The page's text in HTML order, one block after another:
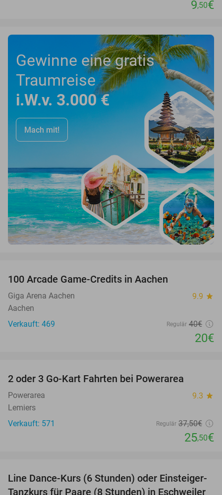
9,50€
Gewinne eine gratis
Traumreise
i.W.v. 3.000 €
Mach mit!
100 Arcade Game-Credits in Aachen
Giga Arena Aachen 9.9 star
Aachen
Verkauft: 469
Regulär 40€
20€
2 oder 3 Go-Kart Fahrten bei Powerarea
Powerarea 9.3 star
Lemiers
Verkauft: 571
Regulär 37,50€
25,50€
57%
Line Dance-Kurs (6 Stunden) oder Einsteiger-
Tanzkurs für Paare (8 Stunden) in Eschweiler